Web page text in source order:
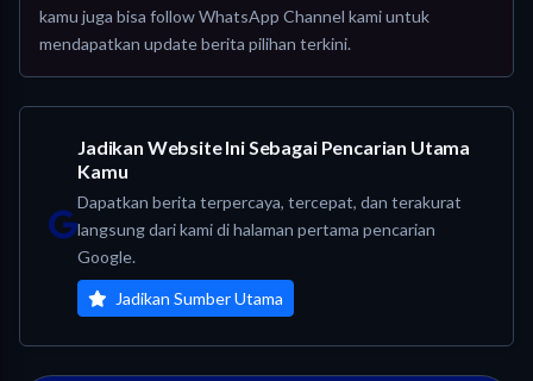
kamu juga bisa follow WhatsApp Channel kami untuk
mendapatkan update berita pilihan terkini.
Jadikan Website Ini Sebagai Pencarian Utama
Kamu
Dapatkan berita terpercaya, tercepat, dan terakurat
langsung dari kami di halaman pertama pencarian
Google.
Jadikan Sumber Utama